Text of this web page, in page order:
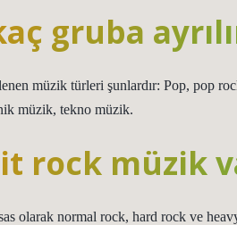
gruba
müzik türleri şunlardır: Pop, pop
müzik, tekno müzik.
rock müzik
olarak normal rock, hard rock ve